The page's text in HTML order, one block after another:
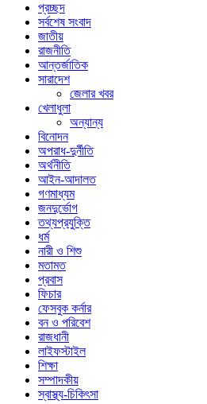
প্রচ্ছদ
সর্বশেষ সংবাদ
জাতীয়
রাজনীতি
আন্তর্জাতিক
সারাদেশ
জেলার খবর
খেলাধুলা
অন্যান্য
বিনোদন
অপরাধ-দুর্নীতি
অর্থনীতি
আইন-আদালত
গণমাধ্যম
জনদুর্ভোগ
তথ্যপ্রযুক্তি
ধর্ম
নারী ও শিশু
মতামত
প্রবাস
ফিচার
ফেসবুক কর্নার
বন ও পরিবেশ
রাজধানী
লাইফস্টাইল
শিক্ষা
সম্পাদকীয়
স্বাস্থ্য-চিকিৎসা